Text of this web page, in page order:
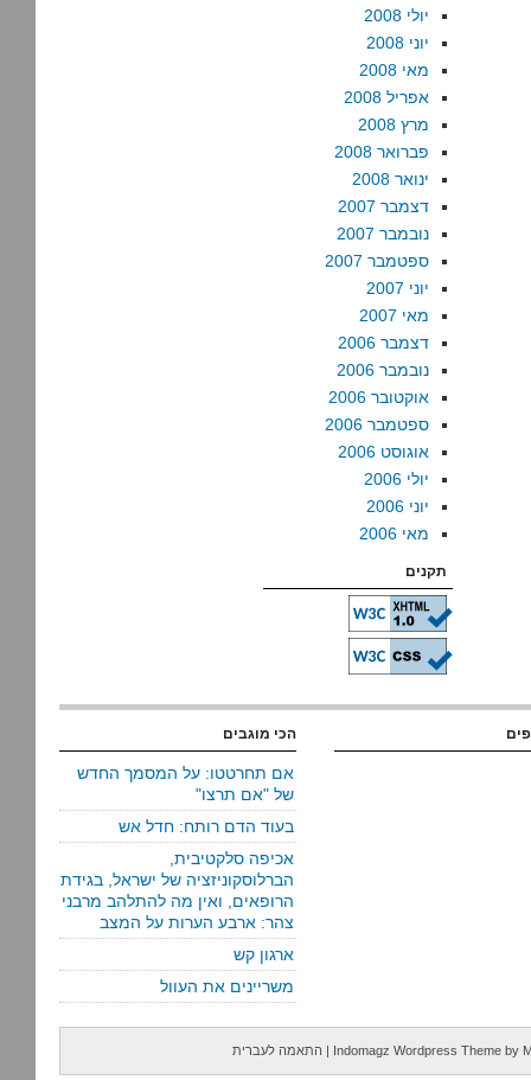
יולי 2008
יוני 2008
מאי 2008
אפריל 2008
מרץ 2008
פברואר 2008
ינואר 2008
דצמבר 2007
נובמבר 2007
ספטמבר 2007
יוני 2007
מאי 2007
דצמבר 2006
נובמבר 2006
אוקטובר 2006
ספטמבר 2006
אוגוסט 2006
יולי 2006
יוני 2006
מאי 2006
תקנים
הכי מוגבים
אם תחרטטו: על המסמך החדש
של "אם תרצו"
בעוד הדם רותח: חדל אש
אכיפה סלקטיבית,
הברלוסקוניזציה של ישראל, בגידת
הרופאים, ואין מה להתלהב מרבני
צהר: ארבע הערות על המצב
ארגון קש
משריינים את העוול
Indomagz Wordpress Theme by
| התאמה לעברית